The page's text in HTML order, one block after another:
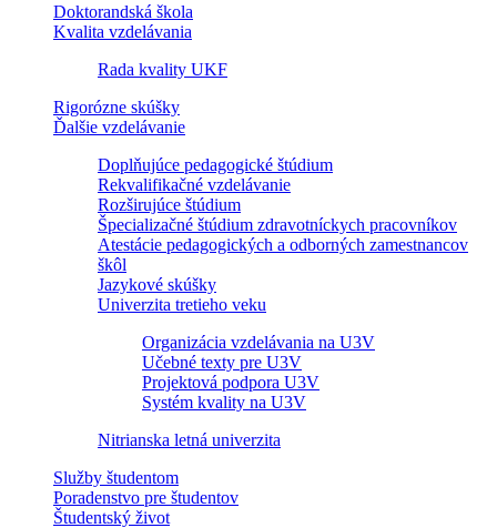
Doktorandská škola
Kvalita vzdelávania
Rada kvality UKF
Rigorózne skúšky
Ďalšie vzdelávanie
Doplňujúce pedagogické štúdium
Rekvalifikačné vzdelávanie
Rozširujúce štúdium
Špecializačné štúdium zdravotníckych pracovníkov
Atestácie pedagogických a odborných zamestnancov
škôl
Jazykové skúšky
Univerzita tretieho veku
Organizácia vzdelávania na U3V
Učebné texty pre U3V
Projektová podpora U3V
Systém kvality na U3V
Nitrianska letná univerzita
Služby študentom
Poradenstvo pre študentov
Študentský život